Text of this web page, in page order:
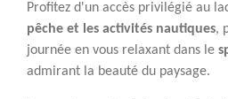
Profitez d'un accès privilégié au
pêche et les activités nautiques,
journée en vous relaxant dans le
admirant la beauté du paysage.